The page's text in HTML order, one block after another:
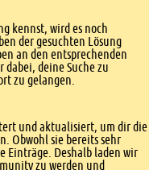
kennst, wird es noch
der gesuchten Lösung
an den entsprechenden
deine Suche zu
zu gelangen.
und aktualisiert, um dir die
Obwohl sie bereits sehr
Einträge. Deshalb laden wir
zu werden und